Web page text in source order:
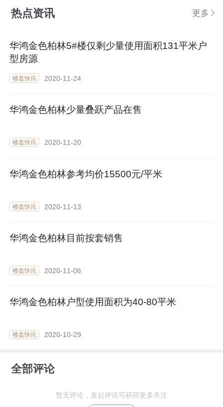
热点资讯 更多
华鸿金色柏林5#楼仅剩少量使用面积131平米户
型房源
楼盘快讯 2020-11-24
华鸿金色柏林少量叠跃产品在售
楼盘快讯 2020-11-20
华鸿金色柏林参考均价15500元/平米
楼盘快讯 2020-11-13
华鸿金色柏林目前按套销售
楼盘快讯 2020-11-06
华鸿金色柏林户型使用面积为40-80平米
楼盘快讯 2020-10-29
全部评论
暂无评论，发起评论可获得更多关注